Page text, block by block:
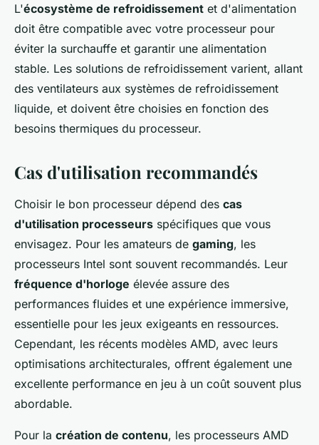
L'écosystème de refroidissement et d'alimentation
doit être compatible avec votre processeur pour
éviter la surchauffe et garantir une alimentation
stable. Les solutions de refroidissement varient, allant
des ventilateurs aux systèmes de refroidissement
liquide, et doivent être choisies en fonction des
besoins thermiques du processeur.
Cas d'utilisation recommandés
Choisir le bon processeur dépend des cas
d'utilisation processeurs spécifiques que vous
envisagez. Pour les amateurs de gaming, les
processeurs Intel sont souvent recommandés. Leur
fréquence d'horloge élevée assure des
performances fluides et une expérience immersive,
essentielle pour les jeux exigeants en ressources.
Cependant, les récents modèles AMD, avec leurs
optimisations architecturales, offrent également une
excellente performance en jeu à un coût souvent plus
abordable.
Pour la création de contenu, les processeurs AMD